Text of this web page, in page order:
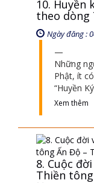
Ngày đăng :
Những
Phật, ít
“Huyền
Xem thêm
8. Cuộc
Thiền
Nam
Ngày đăng :